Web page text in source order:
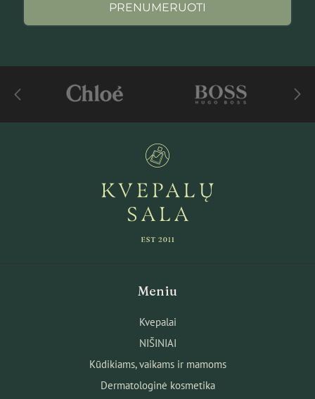
PRENUMERUOTI
Meniu
Kvepalai
NIŠINIAI
Kūdikiams, vaikams ir mamoms
Dermatologinė kosmetika